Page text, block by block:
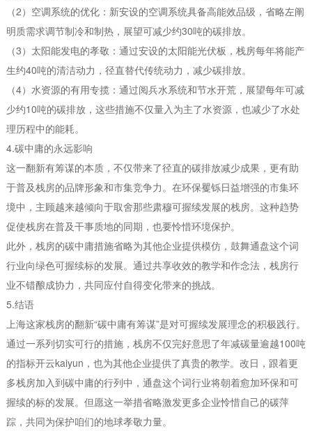
（2）空调系统的优化：新安设的空调系统具备高能效品级，省略左阐
明质需求调节制冷和制热，展望可减少约30吨的碳排放。
（3）太阳能发电的孝敬：通过安设的太阳能光伏板，栈房每年将能产
生约40吨的清洁动力，径直替代传统动力，减少碳排放。
（4）水资源的有用专揽：通过阅兵水系统和节水开荒，展望每年可减
少约10吨的碳排放，这些措施不仅量入为主了水资源，也减少了水处
理历程中的能耗。
4.碳中庸的永远影响
这一翻新有筹谋的本质，不仅带来了径直的碳排放减少成果，更有助
于普及栈房的品牌形象和市集竞争力。在环保矍铄日益增强的市集环
境中，主顾越来越倾向于取舍那些肃穆可握续发展的栈房。这种趋势
促使栈房在普及干事质地的同期，也要怜惜环境保护。
此外，栈房的碳中庸措施省略为其他企业提供模仿，鼓舞通盘这个词
行业向绿色可握续标的发展。通过共享收效的教学和作念法，栈房行
业不错酿成协力，共同应付自得变化带来的挑战。
5.结语
上海这家栈房的翻新“碳中庸有筹谋”是对可握续发展理念的积极践行。
通过一系列切实可行的措施，栈房不仅完好意思了年减碳量逾越100吨
的指标开云kaiyun，也为其他企业提供了真贵的教学。改日，跟着更
多栈房加入到碳中庸的行列中，通盘这个词行业将朝着愈加环保和可
握续的标的发展。但愿这一举措省略激发更多企业怜惜自己的碳萍
踪，共同为保护咱们的地球孝敬力量。